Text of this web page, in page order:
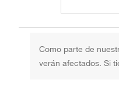
Como parte de
verán afectados. Si